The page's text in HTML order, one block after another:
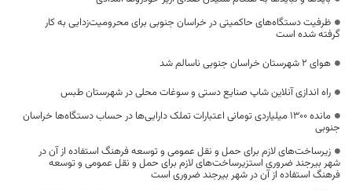
ظرفیت دستگاه‌های حاکمیتی در خراسان جنوبی برای محرومیت‌زدایی به کار
گرفته شده است
هوای ۲ شهرستان خراسان جنوبی ناسالم شد
راه اندازی آنلاین شاپ صنایع دستی و سوغات محلی در شهرستان طبس
مانده ۱۳۰۰ میلیاردی تومانی اعتبارات تملک دارایی‌ها در حساب دستگاه‌ها خراسان
جنوبی
زیرساخت‌های لازم برای حمل و نقل عمومی و توسعه فرهنگ استفاده از آن در
شهر بیرجند ضروری استزیرساخت‌های لازم برای حمل و نقل عمومی و توسعه
فرهنگ استفاده از آن در شهر بیرجند ضروری است